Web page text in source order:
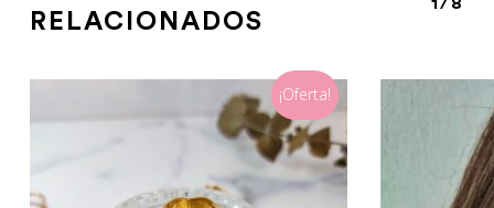
RELACIONADOS
1/8
¡Oferta!